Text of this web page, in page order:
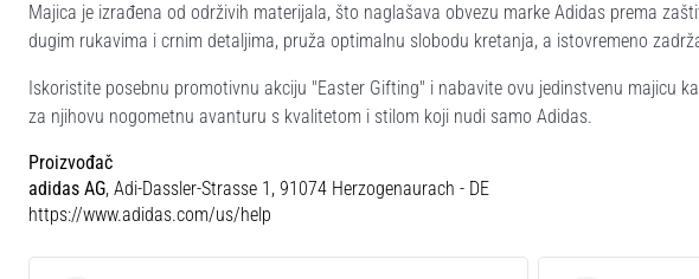
Majica je izrađena od održivih materijala, što naglašava obvezu marke Adidas prema
dugim rukavima i crnim detaljima, pruža optimalnu slobodu kretanja, a istovremeno
Iskoristite posebnu promotivnu akciju "Easter Gifting" i nabavite ovu jedinstvenu majicu
za njihovu nogometnu avanturu s kvalitetom i stilom koji nudi samo Adidas.
Proizvođač
adidas AG, Adi-Dassler-Strasse 1, 91074 Herzogenaurach - DE
https://www.adidas.com/us/help